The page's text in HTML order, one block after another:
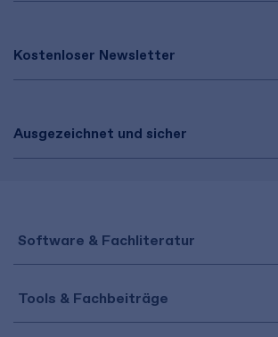
Kostenloser Newsletter
Ausgezeichnet und sicher
Software & Fachliteratur
Tools & Fachbeiträge